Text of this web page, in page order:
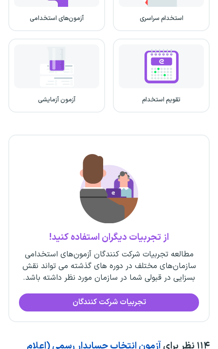
استخدام سراسری آزمون‌های استخدامی
تقویم استخدام آزمون آزمایشی
از تجربیات دیگران استفاده کنید!
مطالعه تجربیات شرکت کنندگان آزمون‌های استخدامی
سازمان‌های مختلف در دوره های گذشته می تواند نقش
بسزایی در قبولی شما در سازمان مورد نظر داشته باشد.
تجربیات شرکت کنندگان
۱۱۴ نظر برایآزمون انتخاب حسابدار رسمی (اعلام